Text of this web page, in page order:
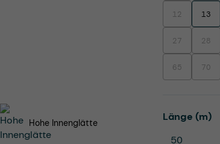
12(Diese Option
13
27(Diese Option
28
65(Diese 70
Länge (m)
Hohe Innenglätte